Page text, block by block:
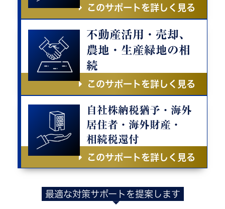
このサポートを詳しく見る
不動産活用・売却、
農地・生産緑地の相
続
このサポートを詳しく見る
自社株納税猶予・海外
居住者・海外財産・
相続税還付
このサポートを詳しく見る
最適な対策サポートを提案します